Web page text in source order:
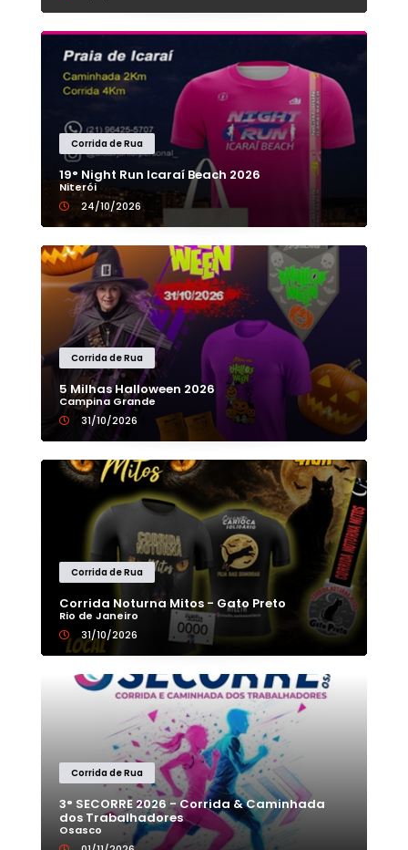
Corrida de Rua
19° Night Run Icaraí Beach 2026
Niterói
24/10/2026
Corrida de Rua
5 Milhas Halloween 2026
Campina Grande
31/10/2026
Corrida de Rua
Corrida Noturna Mitos - Gato Preto
Rio de Janeiro
31/10/2026
Corrida de Rua
3° SECORRE 2026 - Corrida & Caminhada
dos Trabalhadores
Osasco